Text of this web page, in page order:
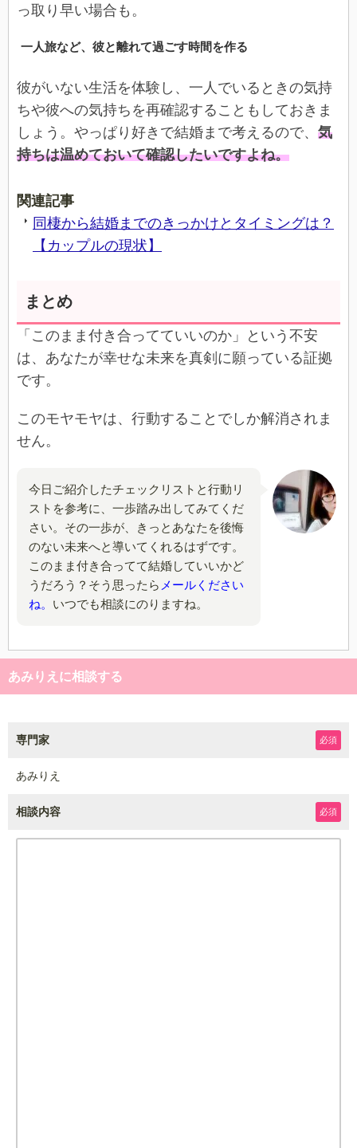
っ取り早い場合も。
一人旅など、彼と離れて過ごす時間を作る
彼がいない生活を体験し、一人でいるときの気持
ちや彼への気持ちを再確認することもしておきま
しょう。やっぱり好きで結婚まで考えるので、 気
持ちは温めておいて確認したいですよね。
関連記事
同棲から結婚までのきっかけとタイミングは？
【カップルの現状】
まとめ
「このまま付き合ってていいのか」という不安
は、あなたが幸せな未来を真剣に願っている証拠
です。
このモヤモヤは、行動することでしか解消されま
せん。
今日ご紹介したチェックリストと行動リ
ストを参考に、一歩踏み出してみてくだ
さい。その一歩が、きっとあなたを後悔
のない未来へと導いてくれるはずです。
このまま付き合ってて結婚していいかど
うだろう？そう思ったら メールください
ね。 いつでも相談にのりますね。
あみりえに相談する
専門家 必須
あみりえ
相談内容 必須